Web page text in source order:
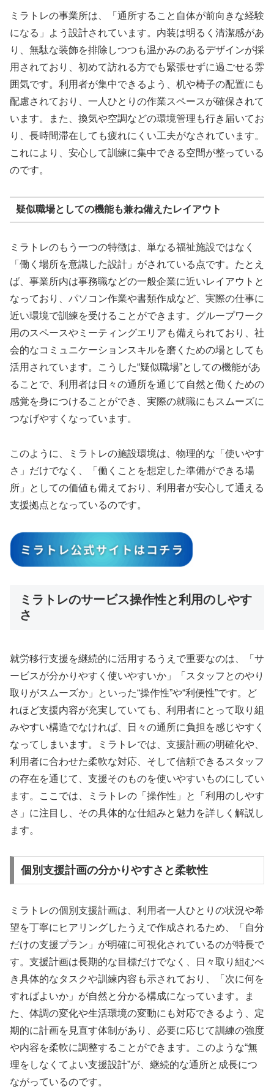
ミラトレの事業所は、「通所すること自体が前向きな経験
になる」よう設計されています。内装は明るく清潔感があ
り、無駄な装飾を排除しつつも温かみのあるデザインが採
用されており、初めて訪れる方でも緊張せずに過ごせる雰
囲気です。利用者が集中できるよう、机や椅子の配置にも
配慮されており、一人ひとりの作業スペースが確保されて
います。また、換気や空調などの環境管理も行き届いてお
り、長時間滞在しても疲れにくい工夫がなされています。
これにより、安心して訓練に集中できる空間が整っている
のです。
疑似職場としての機能も兼ね備えたレイアウト
ミラトレのもう一つの特徴は、単なる福祉施設ではなく
「働く場所を意識した設計」がされている点です。たとえ
ば、事業所内は事務職などの一般企業に近いレイアウトと
なっており、パソコン作業や書類作成など、実際の仕事に
近い環境で訓練を受けることができます。グループワーク
用のスペースやミーティングエリアも備えられており、社
会的なコミュニケーションスキルを磨くための場としても
活用されています。こうした“疑似職場”としての機能があ
ることで、利用者は日々の通所を通じて自然と働くための
感覚を身につけることができ、実際の就職にもスムーズに
つなげやすくなっています。
このように、ミラトレの施設環境は、物理的な「使いやす
さ」だけでなく、「働くことを想定した準備ができる場
所」としての価値も備えており、利用者が安心して通える
支援拠点となっているのです。
ミラトレのサービス操作性と利用のしやす
さ
就労移行支援を継続的に活用するうえで重要なのは、「サ
ービスが分かりやすく使いやすいか」「スタッフとのやり
取りがスムーズか」といった“操作性”や“利便性”です。ど
れほど支援内容が充実していても、利用者にとって取り組
みやすい構造でなければ、日々の通所に負担を感じやすく
なってしまいます。ミラトレでは、支援計画の明確化や、
利用者に合わせた柔軟な対応、そして信頼できるスタッフ
の存在を通じて、支援そのものを使いやすいものにしてい
ます。ここでは、ミラトレの「操作性」と「利用のしやす
さ」に注目し、その具体的な仕組みと魅力を詳しく解説し
ます。
個別支援計画の分かりやすさと柔軟性
ミラトレの個別支援計画は、利用者一人ひとりの状況や希
望を丁寧にヒアリングしたうえで作成されるため、「自分
だけの支援プラン」が明確に可視化されているのが特長で
す。支援計画は長期的な目標だけでなく、日々取り組むべ
き具体的なタスクや訓練内容も示されており、「次に何を
すればよいか」が自然と分かる構成になっています。ま
た、体調の変化や生活環境の変動にも対応できるよう、定
期的に計画を見直す体制があり、必要に応じて訓練の強度
や内容を柔軟に調整することができます。このような“無
理をしなくてよい支援設計”が、継続的な通所と成長につ
ながっているのです。